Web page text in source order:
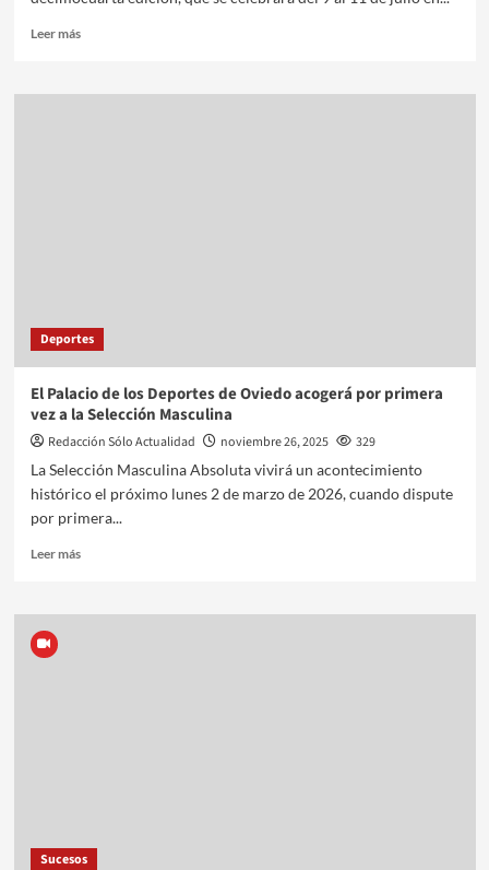
Leer más
Deportes
El Palacio de los Deportes de Oviedo acogerá por primera
vez a la Selección Masculina
Redacción Sólo Actualidad noviembre 26, 2025
329
La Selección Masculina Absoluta vivirá un acontecimiento
histórico el próximo lunes 2 de marzo de 2026, cuando dispute
por primera...
Leer más
Sucesos